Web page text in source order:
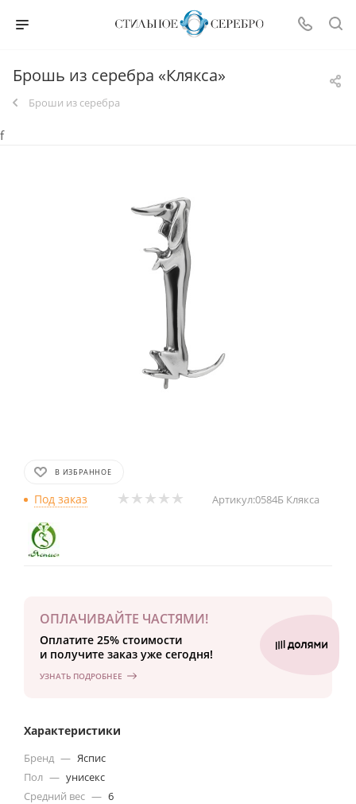
Брошь из серебра «Клякса»
Броши из серебра
f
В ИЗБРАННОЕ
Под заказ Артикул:0584Б Клякса
ОПЛАЧИВАЙТЕ ЧАСТЯМИ!
Оплатите 25% стоимости
и получите заказ уже сегодня!
УЗНАТЬ ПОДРОБНЕЕ
Характеристики
Бренд — Яспис
Пол — унисекс
Средний вес — 6